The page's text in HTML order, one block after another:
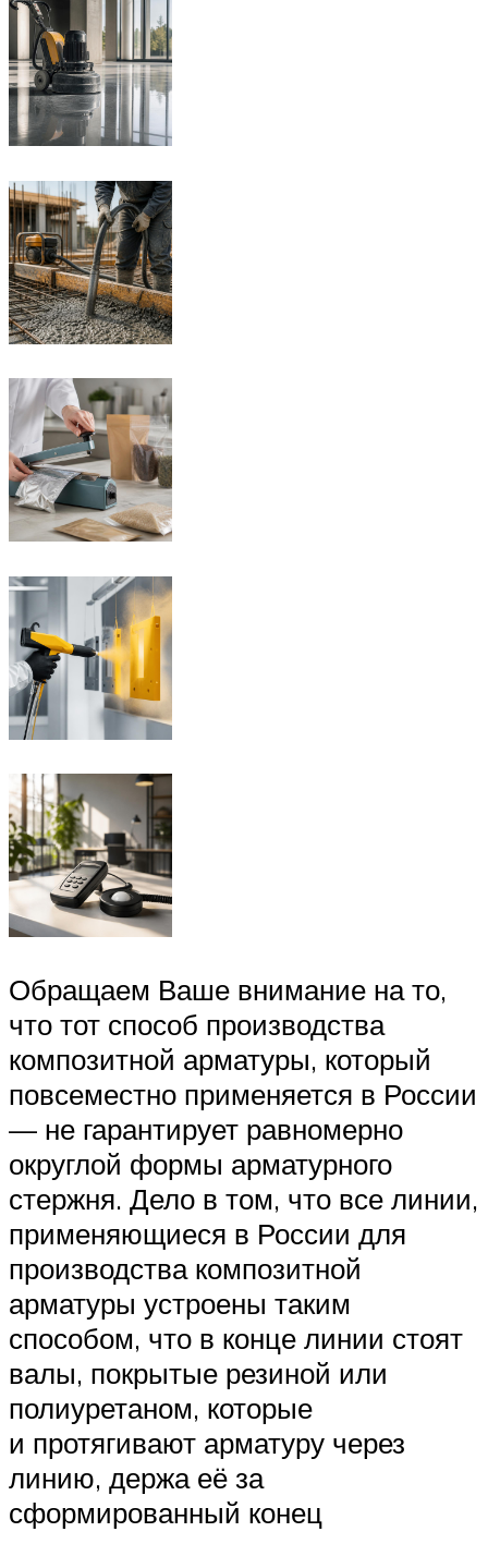
Обращаем Ваше внимание на то,
что тот способ производства
композитной арматуры, который
повсеместно применяется в России
— не гарантирует равномерно
округлой формы арматурного
стержня. Дело в том, что все линии,
применяющиеся в России для
производства композитной
арматуры устроены таким
способом, что в конце линии стоят
валы, покрытые резиной или
полиуретаном, которые
и протягивают арматуру через
линию, держа её за
сформированный конец